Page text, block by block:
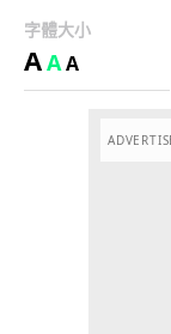
字體大小
AAA